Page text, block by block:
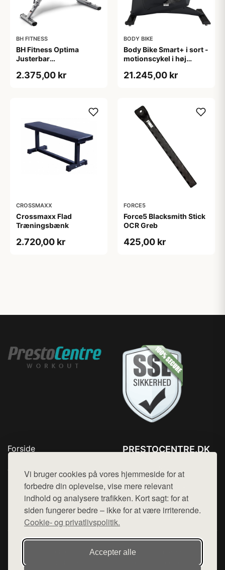
Vi bruger cookies på vores hjemmeside for at
forbedre din oplevelse, vise mere relevant
indhold og analysere trafikken. Kort sagt: for at
siden fungerer bedre – ikke for at være irriterende.
Cookie- og privatlivspolitik.
Accepter alle
BH FITNESS
BH Fitness Optima
Justerbar
2.375,00 kr
BODY BIKE
Body Bike Smart+ i sort -
motionscykel i høj
til både professionel og
21.245,00 kr
CROSSMAXX
Crossmaxx Flad
Træningsbænk
2.720,00 kr
FORCE5
Force5 Blacksmith Stick
OCR Greb
425,00 kr
Forside
Top Rabatter
Kontakt
PRESTOCENTRE.DK
Mail: hej@want.dk
Cookie- og privatlivspolitik
Denne side er en del af want.dk, der udgiver en række
hjemmesider med præsentation af forskellige produkter fra